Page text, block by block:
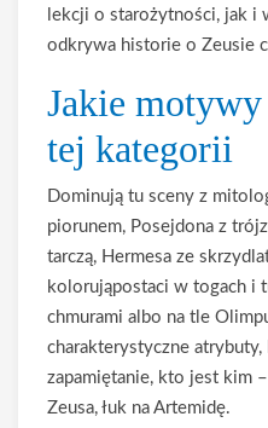
lekcji o starożytności, jak i
odkrywa historie o Zeusie
Jakie
tej kategorii
Dominują tu sceny z
piorunem, Posejdona z
tarczą, Hermesa ze
kolorująpostaci w togach i
chmurami albo na tle
charakterystyczne atrybuty,
zapamiętanie, kto jest kim
Zeusa, łuk na Artemidę.